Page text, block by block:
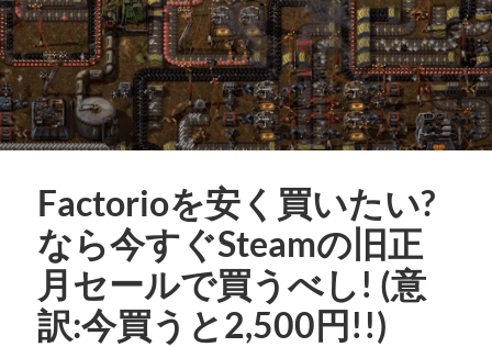
Factorioを安く買いたい?
なら今すぐSteamの旧正
月セールで買うべし! (意
訳:今買うと2,500円!!)